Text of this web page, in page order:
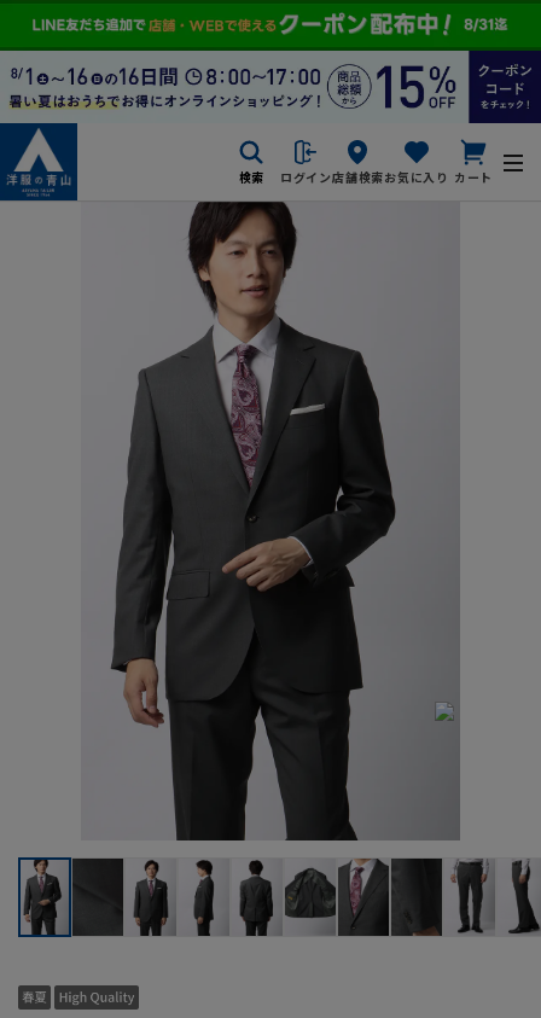
検索 ログイン店舗検索お気に入り カート